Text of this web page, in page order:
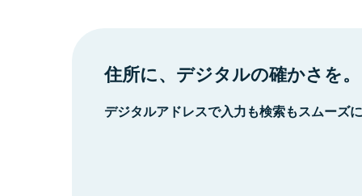
住所に、デジタルの確かさを。
デジタルアドレスで入力も検索もスムーズ